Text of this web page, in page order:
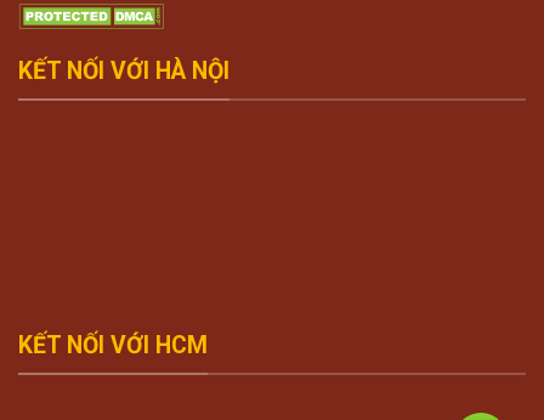
KẾT NỐI VỚI HÀ NỘI
KẾT NỐI VỚI HCM